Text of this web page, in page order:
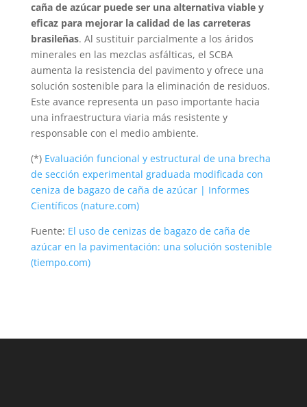
caña de azúcar puede ser una alternativa viable y
eficaz para mejorar la calidad de las carreteras
brasileñas. Al sustituir parcialmente a los áridos
minerales en las mezclas asfálticas, el SCBA
aumenta la resistencia del pavimento y ofrece una
solución sostenible para la eliminación de residuos.
Este avance representa un paso importante hacia
una infraestructura viaria más resistente y
responsable con el medio ambiente.
(*) Evaluación funcional y estructural de una brecha
de sección experimental graduada modificada con
ceniza de bagazo de caña de azúcar | Informes
Científicos (nature.com)
Fuente: El uso de cenizas de bagazo de caña de
azúcar en la pavimentación: una solución sostenible
(tiempo.com)